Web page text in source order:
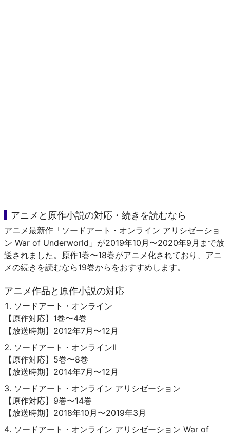
アニメと原作小説の対応・続きを読むなら
アニメ最新作「ソードアート・オンライン アリシゼーショ
ン War of Underworld」が2019年10月〜2020年9月まで放
送されました。原作1巻〜18巻がアニメ化されており、アニ
メの続きを読むなら19巻からをおすすめします。
アニメ作品と原作小説の対応
ソードアート・オンライン
【原作対応】1巻〜4巻
【放送時期】2012年7月〜12月
ソードアート・オンラインII
【原作対応】5巻〜8巻
【放送時期】2014年7月〜12月
ソードアート・オンライン アリシゼーション
【原作対応】9巻〜14巻
【放送時期】2018年10月〜2019年3月
ソードアート・オンライン アリシゼーション War of